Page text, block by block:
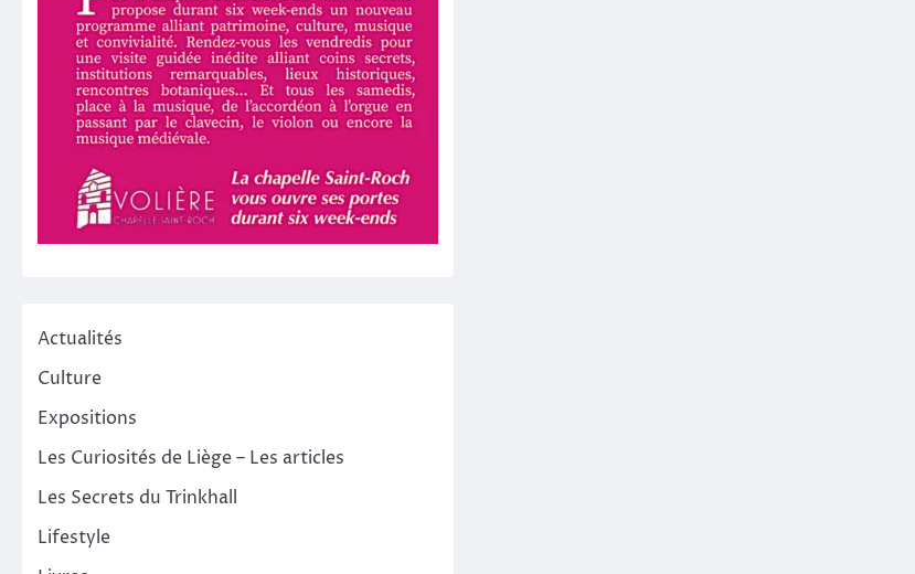
Actualités
Culture
Expositions
Les Curiosités de Liège – Les articles
Les Secrets du Trinkhall
Lifestyle